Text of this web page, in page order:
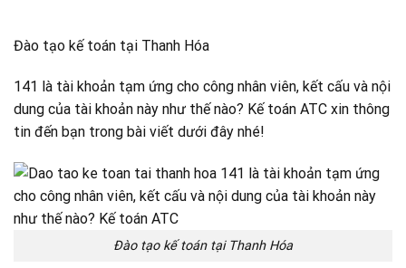
Đào tạo kế toán tại Thanh Hóa
141 là tài khoản tạm ứng cho công nhân viên, kết cấu và nội
dung của tài khoản này như thế nào? Kế toán ATC xin thông
tin đến bạn trong bài viết dưới đây nhé!
Đào tạo kế toán tại Thanh Hóa